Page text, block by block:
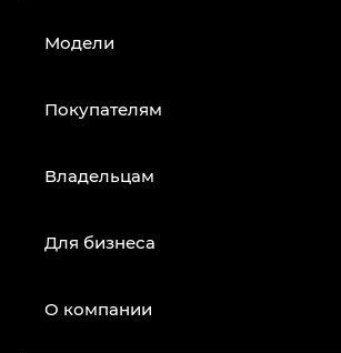
Модели
Покупателям
Владельцам
Для бизнеса
О компании